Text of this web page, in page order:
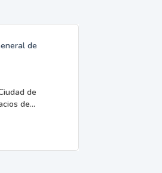
de
de
de...